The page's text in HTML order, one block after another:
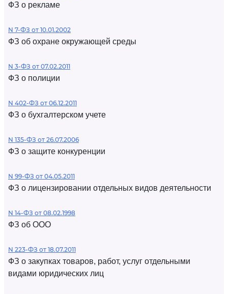
ФЗ о рекламе
N 7-ФЗ от 10.01.2002
ФЗ об охране окружающей среды
N 3-ФЗ от 07.02.2011
ФЗ о полиции
N 402-ФЗ от 06.12.2011
ФЗ о бухгалтерском учете
N 135-ФЗ от 26.07.2006
ФЗ о защите конкуренции
N 99-ФЗ от 04.05.2011
ФЗ о лицензировании отдельных видов деятельности
N 14-ФЗ от 08.02.1998
ФЗ об ООО
N 223-ФЗ от 18.07.2011
ФЗ о закупках товаров, работ, услуг отдельными
видами юридических лиц